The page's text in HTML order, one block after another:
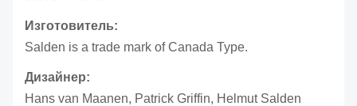
Изготовитель:
Salden is a trade mark of Canada Type.
Дизайнер:
Hans van Maanen, Patrick Griffin, Helmut Salden